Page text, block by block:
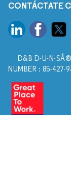
CONTÁCTATE
D&B D-U-N-SÂ®
NUMBER : 85-427-